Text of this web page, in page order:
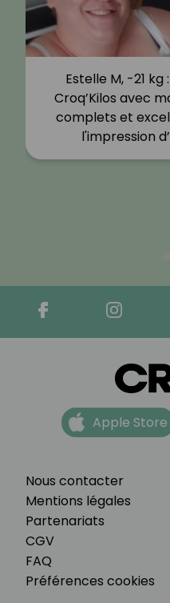
Estelle M, -21
Croq’Kilos avec
complets et
l'impression
Nous contacter
Mentions légales
Partenariats
CGV
FAQ
Préférences cookies
Apple Store